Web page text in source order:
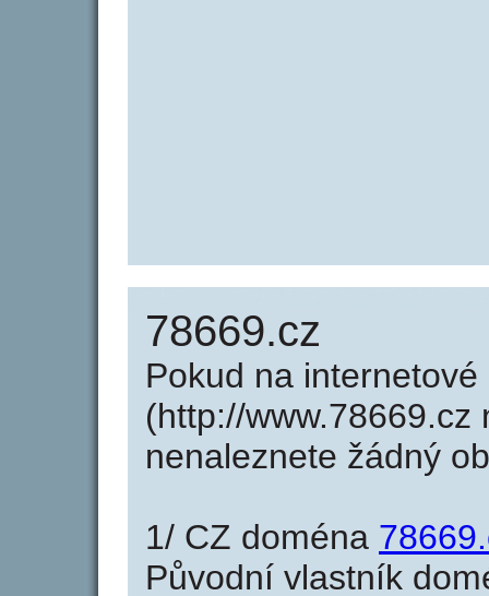
78669.cz
Pokud na
(http://www.78669.cz
nenaleznete žádný
1/ CZ doména
Původní vlastník